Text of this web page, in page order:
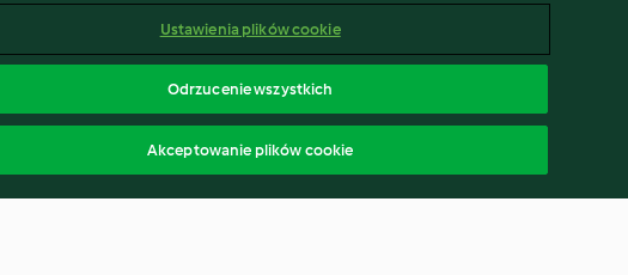
Ustawienia plików cookie
Odrzucenie wszystkich
Akceptowanie plików cookie